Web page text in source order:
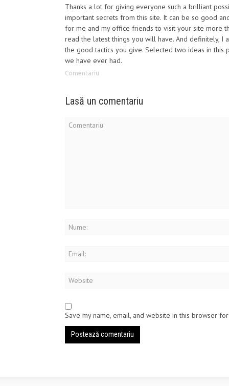
Thanks a lot for giving everyone such a brilliant
important secrets from this site. It can be so good
for me and my office friends to visit your site more
read the latest things you will have. And definitely, I
the good tactics you give. Selected two ideas in this
we have ever had.
Comentariu
Lasă un comentariu
Save my name, email, and website in this browser